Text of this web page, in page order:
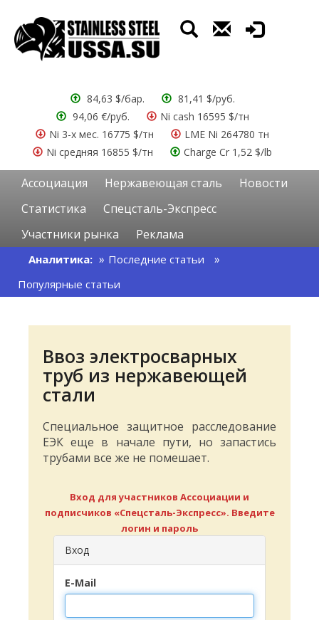
84,63 $/бар.
81,41 $/руб.
94,06 €/руб.
Ni cash 16595 $/тн
Ni 3-х мес. 16775 $/тн
LME Ni 264780 тн
Ni средняя 16855 $/тн
Charge Cr 1,52 $/lb
Ассоциация Нержавеющая сталь
Новости
Статистика
Спецсталь-Экспресс
Участники рынка
Реклама
Аналитика:
Последние статьи
Популярные статьи
Ввоз электросварных
труб из нержавеющей
стали
Специальное защитное расследование
ЕЭК еще в начале пути, но запастись
трубами все же не помешает.
Вход для участников Ассоциации и
подписчиков «Спецсталь-Экспресс». Введите
логин и пароль
Вход
E-Mail